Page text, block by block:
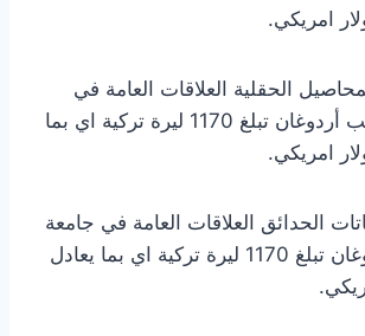
الحقلية العلاقات العامة في
جامعة رجب طيب أردوغان تبلغ 1170 ليرة تركية اي بما
الحدائق العلاقات العامة في جامعة
رجب طيب أردوغان تبلغ 1170 ليرة تركية اي بما يعادل